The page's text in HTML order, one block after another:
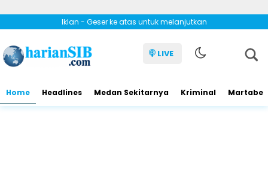
Iklan - Geser ke atas untuk melanjutkan
LIVE
Home Headlines Medan Sekitarnya Kriminal Martabe